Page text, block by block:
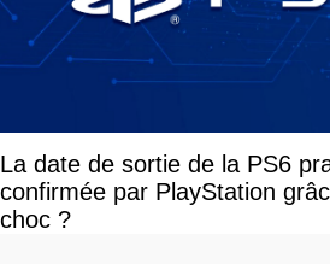
La date de sortie de la PS6
confirmée par PlayStation
choc ?